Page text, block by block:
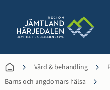
Vård & behandling
Barns och ungdomars hälsa